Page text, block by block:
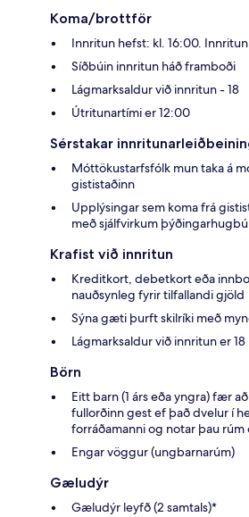
Koma/brottför
Innritun hefst: kl. 16:00.
Síðbúin innritun háð framboði
Lágmarksaldur við innritun - 18
Útritunartími er 12:00
Sérstakar
Móttökustarfsfólk mun taka á
gististaðinn
Upplýsingar sem koma frá
með sjálfvirkum
Krafist við innritun
Kreditkort, debetkort eða
nauðsynleg fyrir tilfallandi gjöld
Sýna gæti þurft skilríki með
Lágmarksaldur við innritun er 18
Börn
Eitt barn (1 árs eða yngra) fær
fullorðinn gest ef það dvelur í
forráðamanni og notar þau
Engar vöggur (ungbarnarúm)
Gæludýr
Gæludýr leyfð (2 samtals)*